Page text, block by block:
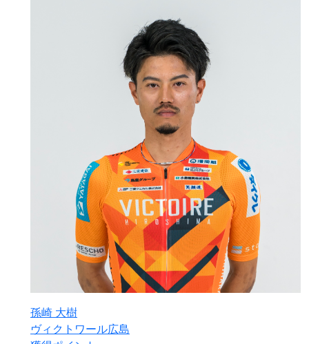
孫崎 大樹
ヴィクトワール広島